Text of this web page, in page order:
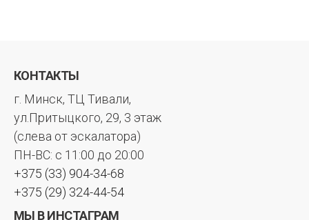
КОНТАКТЫ
г. Минск, ТЦ Тивали,
ул.Притыцкого, 29, 3 этаж
(слева от эскалатора)
ПН-ВС: с 11:00 до 20:00
+375 (33) 904-34-68
+375 (29) 324-44-54
МЫ В ИНСТАГРАМ